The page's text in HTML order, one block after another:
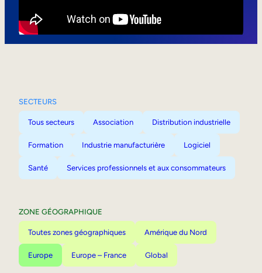
SECTEURS
Tous secteurs Association Distribution industrielle
Formation Industrie manufacturière Logiciel
Santé Services professionnels et aux consommateurs
ZONE GÉOGRAPHIQUE
Toutes zones géographiques Amérique du Nord
Europe Europe – France Global